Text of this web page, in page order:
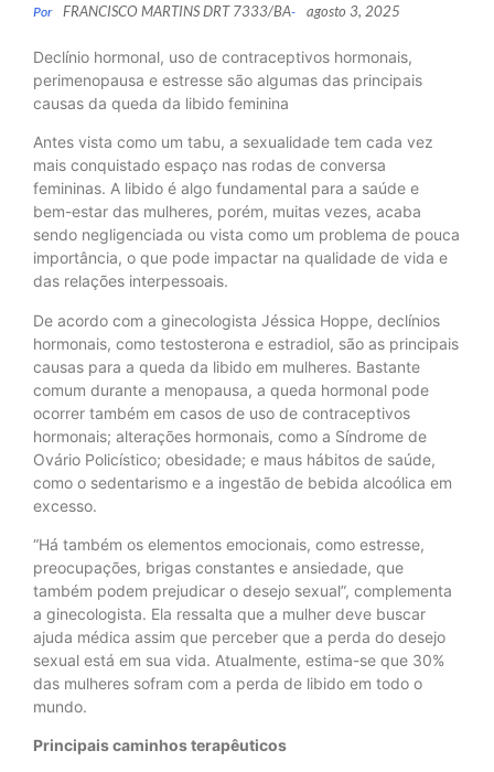
Por FRANCISCO MARTINS DRT 7333/BA- agosto 3, 2025
Declínio hormonal, uso de contraceptivos hormonais,
perimenopausa e estresse são algumas das principais
causas da queda da libido feminina
Antes vista como um tabu, a sexualidade tem cada vez
mais conquistado espaço nas rodas de conversa
femininas. A libido é algo fundamental para a saúde e
bem-estar das mulheres, porém, muitas vezes, acaba
sendo negligenciada ou vista como um problema de pouca
importância, o que pode impactar na qualidade de vida e
das relações interpessoais.
De acordo com a ginecologista Jéssica Hoppe, declínios
hormonais, como testosterona e estradiol, são as principais
causas para a queda da libido em mulheres. Bastante
comum durante a menopausa, a queda hormonal pode
ocorrer também em casos de uso de contraceptivos
hormonais; alterações hormonais, como a Síndrome de
Ovário Policístico; obesidade; e maus hábitos de saúde,
como o sedentarismo e a ingestão de bebida alcoólica em
excesso.
“Há também os elementos emocionais, como estresse,
preocupações, brigas constantes e ansiedade, que
também podem prejudicar o desejo sexual”, complementa
a ginecologista. Ela ressalta que a mulher deve buscar
ajuda médica assim que perceber que a perda do desejo
sexual está em sua vida. Atualmente, estima-se que 30%
das mulheres sofram com a perda de libido em todo o
mundo.
Principais caminhos terapêuticos